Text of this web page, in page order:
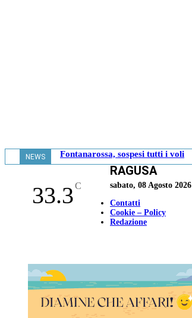
NEWS Fontanarossa, sospesi tutti i voli
33.3C
RAGUSA
sabato, 08 Agosto 2026
Contatti
Cookie – Policy
Redazione